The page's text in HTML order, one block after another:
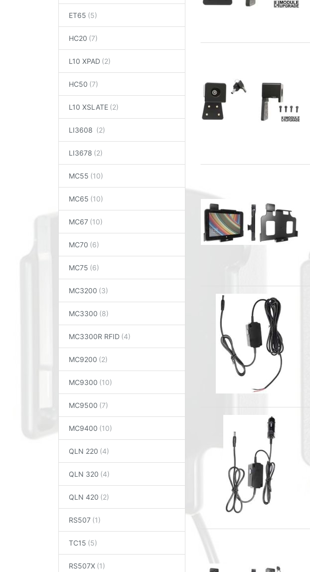
ET65
HC20
L10 XPAD
HC50
L10 XSLATE
LI3608
LI3678
MC55
MC65
MC67
MC70
MC75
MC3200
MC3300
MC3300R RFID
MC9200
MC9300
MC9500
MC9400
QLN 220
QLN 320
QLN 420
RS507
TC15
RS507X